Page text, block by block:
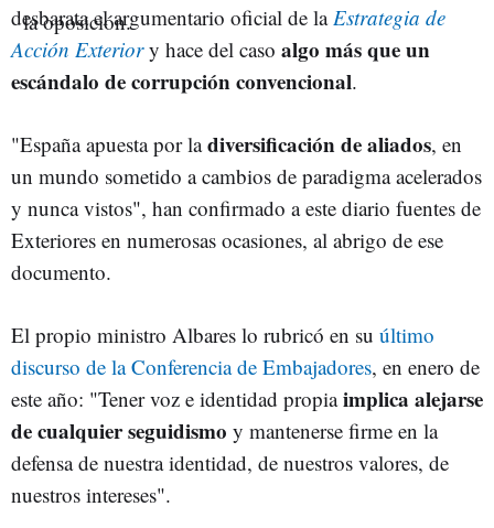
desbarata el argumentario oficial de la Estrategia de
Acción Exterior y hace del caso algo más que un
escándalo de corrupción convencional.
"España apuesta por ladiversificación de aliados, en
un mundo sometido a cambios de paradigma acelerados
y nunca vistos", han confirmado a este diario fuentes de
Exteriores en numerosas ocasiones, al abrigo de ese
documento.
El propio ministro Albares lo rubricó en su último
discurso de la Conferencia de Embajadores, en enero de
este año: "Tener voz e identidad propiaimplica alejarse
de cualquier seguidismo y mantenerse firme en la
defensa de nuestra identidad, de nuestros valores, de
nuestros intereses".